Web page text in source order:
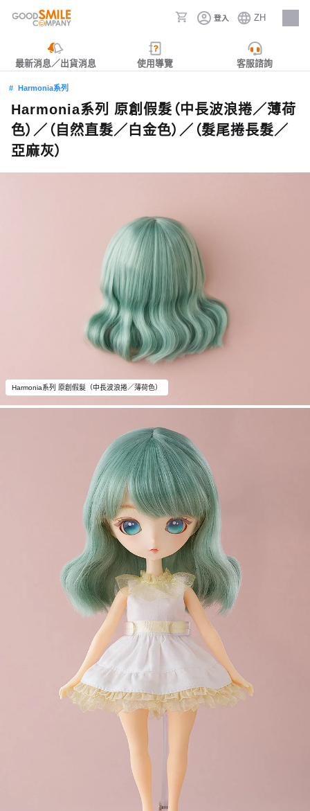
登入 ZH
人才招募
最新消息／出貨消息 使用導覽 客服諮詢
Harmonia系列
Harmonia系列 原創假髮（中長波浪捲／薄荷
色）／（自然直髮／白金色）／（髮尾捲長髮／
亞麻灰）
Harmonia系列 原創假髮（中長波浪捲／薄荷色）